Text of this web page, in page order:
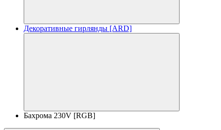
Декоративные гирлянды [ARD]
Бахрома 230V [RGB]